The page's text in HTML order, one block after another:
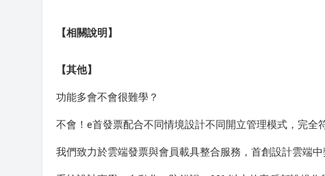
【相關說明】
【其他】
功能多會不會很難學？
不會！e首發票配合不同情境設計不同開立管理模式，完全
我們致力於雲端發票與會員載具整合服務，首創設計雲端